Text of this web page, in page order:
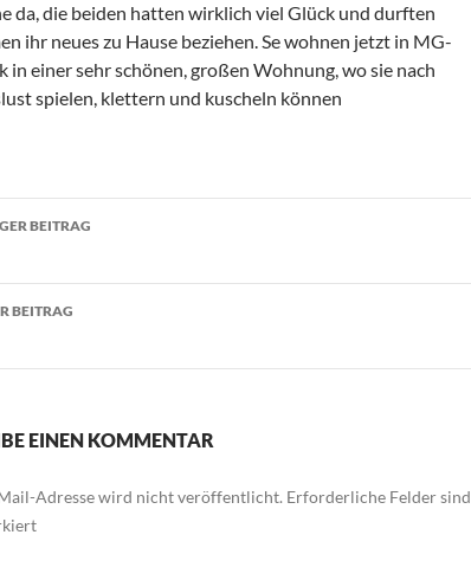
da, die beiden hatten wirklich viel Glück und durften
ihr neues zu Hause beziehen. Se wohnen jetzt in MG-
in einer sehr schönen, großen Wohnung, wo sie nach
spielen, klettern und kuscheln können
BEITRAG
BEITRAG
EINEN KOMMENTAR
Adresse wird nicht veröffentlicht. Erforderliche Felder sind